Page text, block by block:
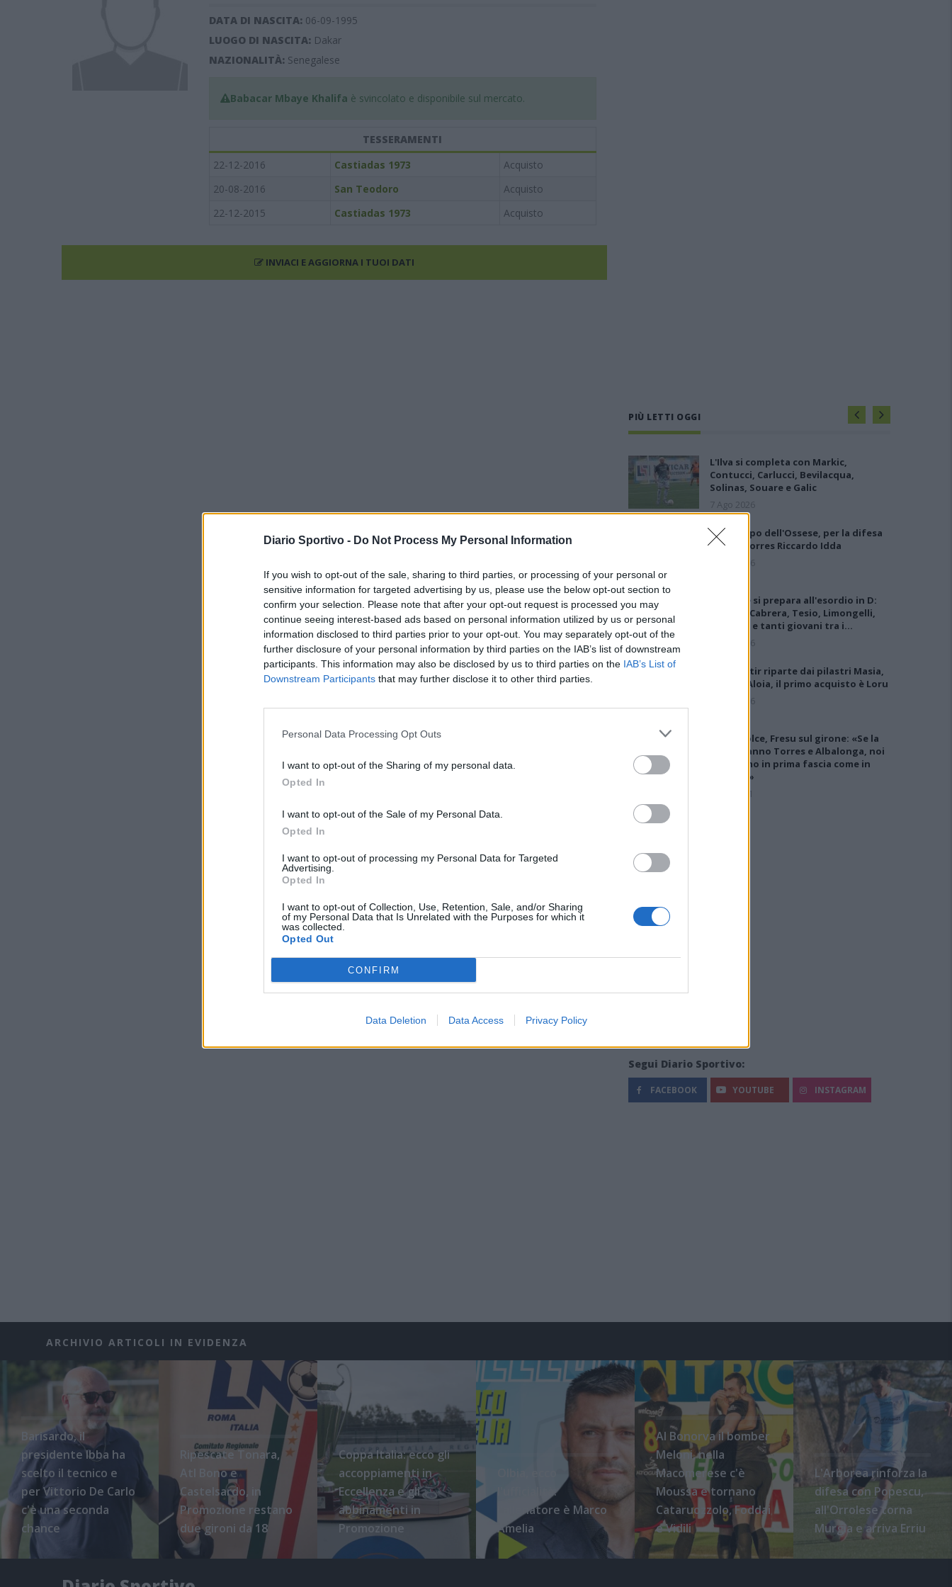
Diario Sportivo - Do Not Process My Personal Information
If you wish to opt-out of the sale, sharing to third parties, or processing of your personal or
sensitive information for targeted advertising by us, please use the below opt-out section to
confirm your selection. Please note that after your opt-out request is processed you may
continue seeing interest-based ads based on personal information utilized by us or personal
information disclosed to third parties prior to your opt-out. You may separately opt-out of the
further disclosure of your personal information by third parties on the IAB’s list of downstream
participants. This information may also be disclosed by us to third parties on the IAB’s List of
Downstream Participants that may further disclose it to other third parties.
Personal Data Processing Opt Outs
I want to opt-out of the Sharing of my personal data.
Opted In
I want to opt-out of the Sale of my Personal Data.
Opted In
I want to opt-out of processing my Personal Data for Targeted
Advertising.
Opted In
I want to opt-out of Collection, Use, Retention, Sale, and/or Sharing
of my Personal Data that Is Unrelated with the Purposes for which it
was collected.
Opted Out
CONFIRM
Data Deletion Data Access Privacy Policy
DATA DI NASCITA: 06-09-1995
LUOGO DI NASCITA: Dakar
NAZIONALITÀ: Senegalese
Babacar Mbaye Khalifa è svincolato e disponibile sul mercato.
TESSERAMENTI
22-12-2016
Castiadas 1973
Acquisto
20-08-2016
San Teodoro
Acquisto
22-12-2015
Castiadas 1973 Acquisto
INVIACI E AGGIORNA I TUOI DATI
PIÙ LETTI OGGI
L'Ilva si completa con Markic,
Contucci, Carlucci, Bevilacqua,
Solinas, Souare e Galic
7 Ago 2026
Gran colpo dell'Ossese, per la difesa
c'è l'ex Torres Riccardo Idda
7 Ago 2026
L'Ossese si prepara all'esordio in D:
Forzati, Cabrera, Tesio, Limongelli,
Bolzicco e tanti giovani tra i…
7 Ago 2026
Il Monastir riparte dai pilastri Masia,
Pinna e Aloia, il primo acquisto è Loru
7 Ago 2026
Latte Dolce, Fresu sul girone: «Se la
giocheranno Torres e Albalonga, noi
non siamo in prima fascia come in
passato»
8 Set 2021
Segui Diario Sportivo:
FACEBOOK YOUTUBE INSTAGRAM
ARCHIVIO ARTICOLI IN EVIDENZA
Barisardo, il
presidente Ibba ha
scelto il tecnico e
per Vittorio De Carlo
c'è una seconda
chance
Ripescate Tonara,
Atl Bono e
Castelsardo, in
Promozione restano
due gironi da 18
Coppa Italia: ecco gli
accoppiamenti in
Eccellenza e gli
abbinamenti in
Promozione
l'ufficialità:
l'allenatore è Marco
Amelia
Al Bonorva il bomber
Meloni, nella
Macomerese c'è
Moussa e tornano
Cataruozzolo, Foddai
e Vidili
L'Arborea rinforza la
difesa con Popescu,
all'Orrolese torna
Murgia e arriva Erriu